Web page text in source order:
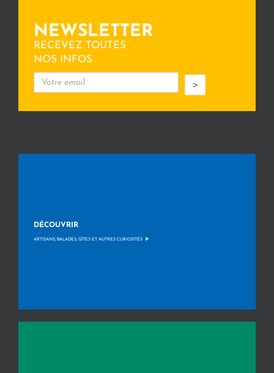
NEWSLETTER
RECEVEZ TOUTES
NOS INFOS
>
DÉCOUVRIR
ARTISANS, BALADES, GÎTES ET AUTRES CURIOSITÉS >